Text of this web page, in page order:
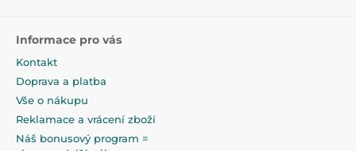
Informace pro vás
Kontakt
Doprava a platba
Vše o nákupu
Reklamace a vrácení zboží
Náš bonusový program =